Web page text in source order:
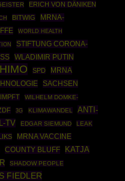
ERICH VON DÄNIKEN
BITWIG
MRNA-
WORLD HEALTH
STIFTUNG CORONA-
WLADIMIR PUTIN
SPD
MRNA
SACHSEN
WILHELM DOMKE-
3G KLIMAWANDEL
ANTI-
TV
EDGAR SIEMUND LEAK
MRNA VACCINE
COUNTY BLUFF
KATJA
SHADOW PEOPLE
FIEDLER